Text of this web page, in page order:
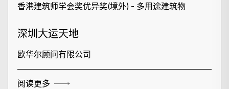
香港建筑师学会奖优异奖(境外) - 多用途建筑物
深圳大运天地
欧华尔顾问有限公司
阅读更多